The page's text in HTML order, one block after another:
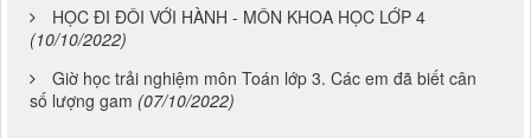
HỌC ĐI ĐÔI VỚI HÀNH - MÔN KHOA HỌC LỚP 4
(10/10/2022)
Giờ học trải nghiệm môn Toán lớp 3. Các em đã biết cân
số lượng gam (07/10/2022)